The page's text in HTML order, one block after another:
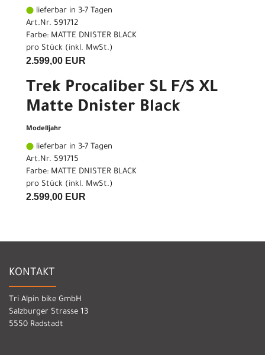
lieferbar in 3-7 Tagen
Art.Nr. 591712
Farbe: MATTE DNISTER BLACK
pro Stück (inkl. MwSt.)
2.599,00 EUR
Trek Procaliber SL F/S XL
Matte Dnister Black
Modelljahr
lieferbar in 3-7 Tagen
Art.Nr. 591715
Farbe: MATTE DNISTER BLACK
pro Stück (inkl. MwSt.)
2.599,00 EUR
KONTAKT
Tri Alpin bike GmbH
Salzburger Strasse 13
5550 Radstadt